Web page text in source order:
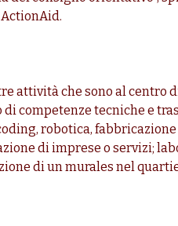
attività che sono al centro
di competenze tecniche e
robotica,
di imprese o servizi;
di un murales nel